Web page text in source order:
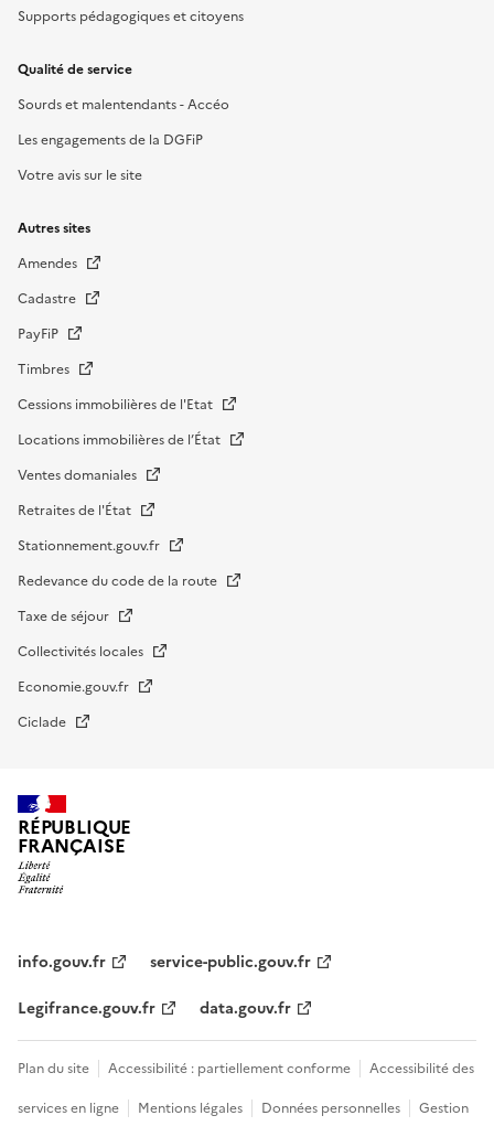
Supports pédagogiques et citoyens
Qualité de service
Sourds et malentendants - Accéo
Les engagements de la DGFiP
Votre avis sur le site
Autres sites
Amendes
Cadastre
PayFiP
Timbres
Cessions immobilières de l'Etat
Locations immobilières de l’État
Ventes domaniales
Retraites de l'État
Stationnement.gouv.fr
Redevance du code de la route
Taxe de séjour
Collectivités locales
Economie.gouv.fr
Ciclade
RÉPUBLIQUE
FRANÇAISE
institutionnel
info.gouv.fr
service-public.gouv.fr
Legifrance.gouv.fr
data.gouv.fr
Menu
Plan du site Accessibilité : partiellement conforme
Accessibilité des
services en ligne
Mentions légales Données personnelles Gestion